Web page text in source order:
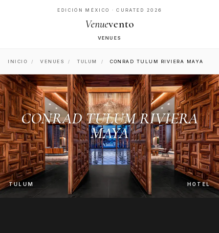
EDICIÓN MÉXICO · CURATED 2026
Venuevento
VENUES
INICIO / VENUES / TULUM / CONRAD TULUM RIVIERA MAYA
CONRAD TULUM RIVIERA
MAYA
TULUM HOTEL